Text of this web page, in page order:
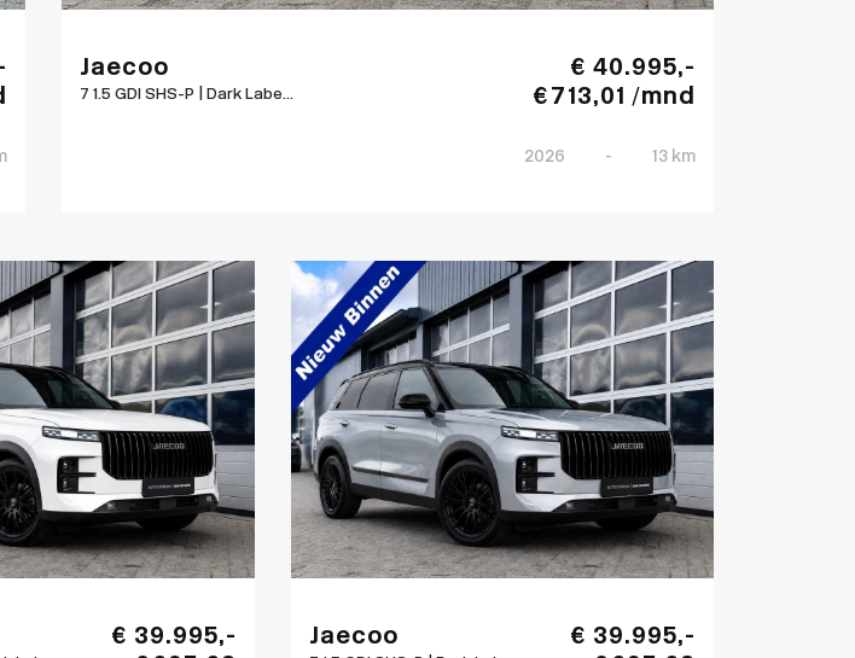
Jaecoo
7 1.5 GDI SHS-P | Dark Labe...
€ 40.995,-
€ 713,01 /mnd
2026 - 13 km
€ 39.995,-
Jaecoo
€ 39.995,-